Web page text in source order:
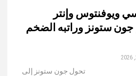
ويوفنتوس وإنتر
ستونز وراتبه الضخم
تحول جون ستونز إلى